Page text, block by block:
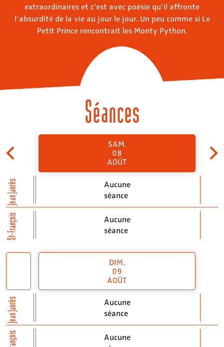
extraordinaires et c’est avec poésie qu’il affronte
l’absurdité de la vie au jour le jour. Un peu comme si Le
Petit Prince rencontrait les Monty Python.
Séances
Jean Jaurès
St-François
SAM.
08
AOÛT
Aucune
séance
Aucune
séance
Jean Jaurès
DIM.
09
AOÛT
Aucune
séance
Aucune